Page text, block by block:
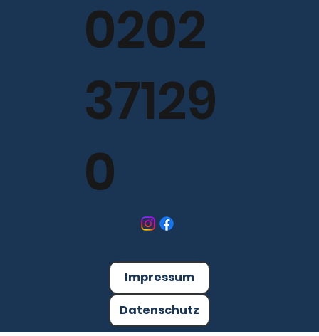
Impressum
Datenschutz
0202
37129
0